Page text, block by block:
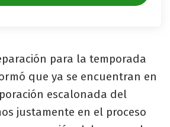
para la temporada
que ya se encuentran en
escalonada del
justamente en el proceso